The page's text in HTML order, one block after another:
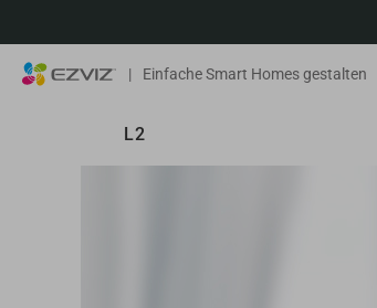
| Einfache Smart Homes gestalten
L2